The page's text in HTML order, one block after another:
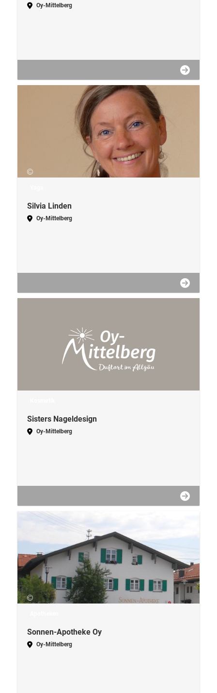
Oy-Mittelberg
Silvia Linden
Oy-Mittelberg
Sisters Nageldesign
Oy-Mittelberg
Sonnen-Apotheke Oy
Oy-Mittelberg